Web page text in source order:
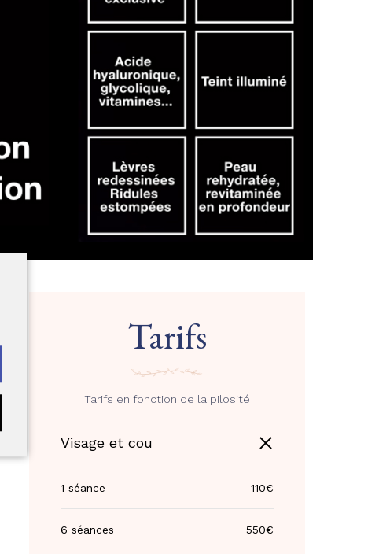
Tarifs
Tarifs en fonction de la pilosité
Visage et cou
1 séance 110€
6 séances 550€